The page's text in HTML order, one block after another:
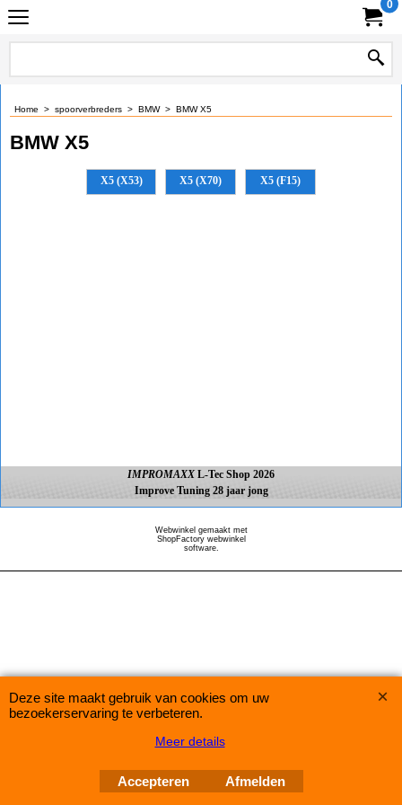
0
Home > spoorverbreders > BMW> BMW X5
BMW X5
X5 (X53) X5 (X70) X5 (F15)
IMPROMAXX L-Tec Shop 2026
Improve Tuning 28 jaar jong
Webwinkel gemaakt met
ShopFactory webwinkel
software.
Deze site maakt gebruik van cookies om uw
bezoekerservaring te verbeteren.
Meer details
Accepteren Afmelden